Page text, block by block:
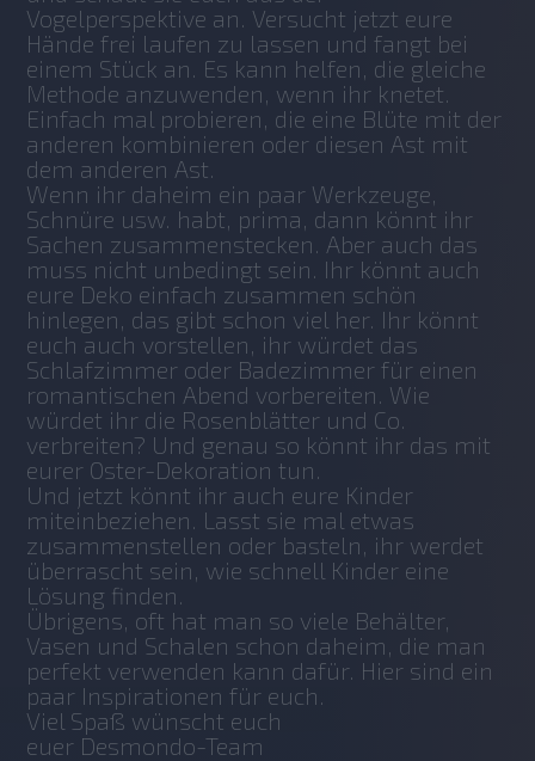
Vogelperspektive an. Versucht jetzt eure
Hände frei laufen zu lassen und fangt bei
einem Stück an. Es kann helfen, die gleiche
Methode anzuwenden, wenn ihr knetet.
Einfach mal probieren, die eine Blüte mit der
anderen kombinieren oder diesen Ast mit
dem anderen Ast.
Wenn ihr daheim ein paar Werkzeuge,
Schnüre usw. habt, prima, dann könnt ihr
Sachen zusammenstecken. Aber auch das
muss nicht unbedingt sein. Ihr könnt auch
eure Deko einfach zusammen schön
hinlegen, das gibt schon viel her. Ihr könnt
euch auch vorstellen, ihr würdet das
Schlafzimmer oder Badezimmer für einen
romantischen Abend vorbereiten. Wie
würdet ihr die Rosenblätter und Co.
verbreiten? Und genau so könnt ihr das mit
eurer Oster-Dekoration tun.
Und jetzt könnt ihr auch eure Kinder
miteinbeziehen. Lasst sie mal etwas
zusammenstellen oder basteln, ihr werdet
überrascht sein, wie schnell Kinder eine
Lösung finden.
Übrigens, oft hat man so viele Behälter,
Vasen und Schalen schon daheim, die man
perfekt verwenden kann dafür. Hier sind ein
paar Inspirationen für euch.
Viel Spaß wünscht euch
euer Desmondo-Team